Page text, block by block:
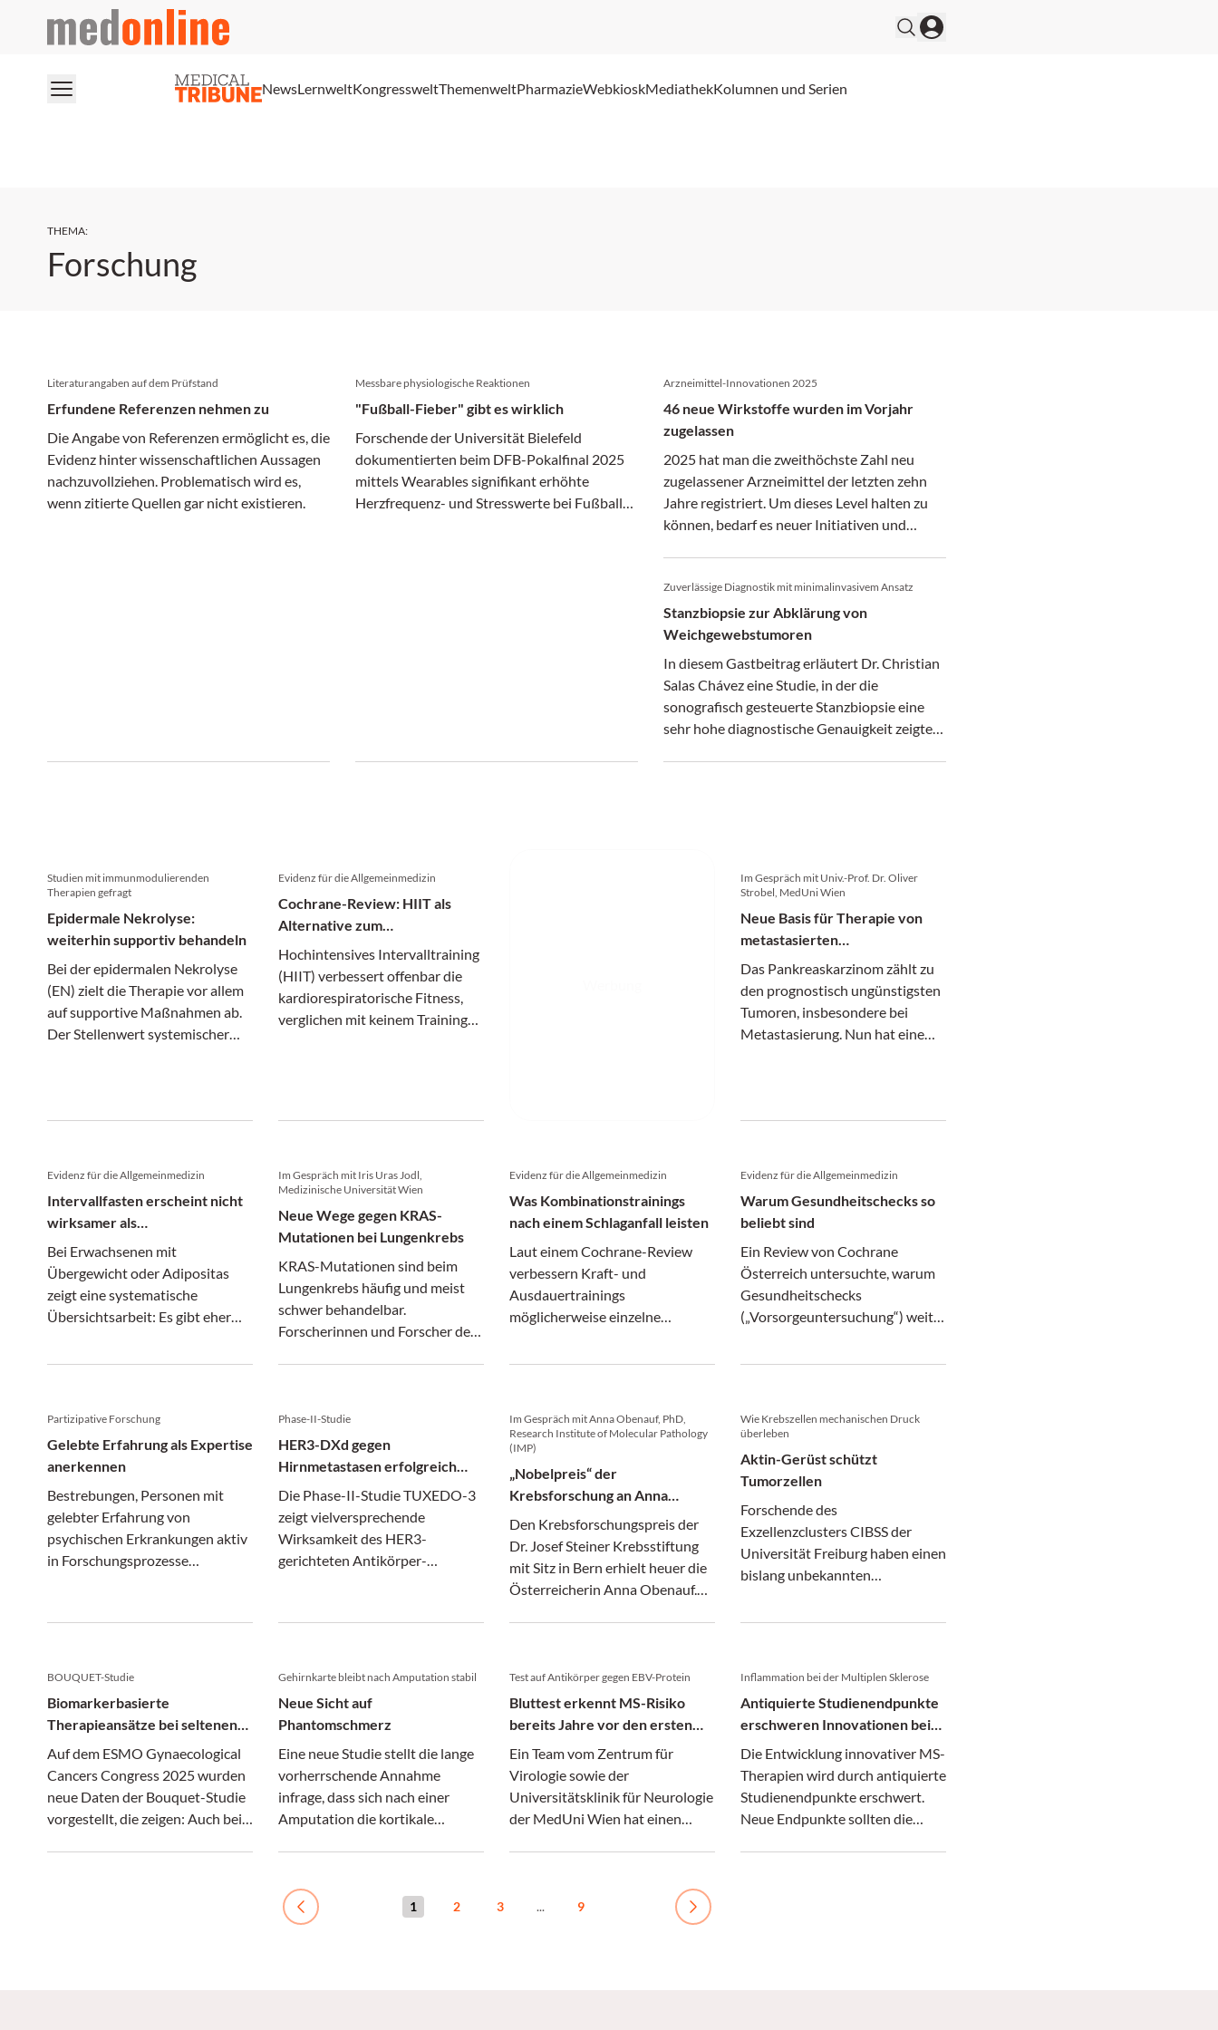
medonline
NewsLernweltKongressweltThemenweltPharmazieWebkioskMediathekKolumnen und Serien
THEMA:
Forschung
Literaturangaben auf dem Prüfstand
Erfundene Referenzen nehmen zu
Die Angabe von Referenzen ermöglicht es, die
Evidenz hinter wissenschaftlichen Aussagen
nachzuvollziehen. Problematisch wird es,
wenn zitierte Quellen gar nicht existieren.
Messbare physiologische Reaktionen
"Fußball-Fieber" gibt es wirklich
Forschende der Universität Bielefeld
dokumentierten beim DFB-Pokalfinal 2025
mittels Wearables signifikant erhöhte
Herzfrequenz- und Stresswerte bei Fußball-
Arzneimittel-Innovationen 2025
46 neue Wirkstoffe wurden im Vorjahr
zugelassen
2025 hat man die zweithöchste Zahl neu
zugelassener Arzneimittel der letzten zehn
Jahre registriert. Um dieses Level halten zu
können, bedarf es neuer Initiativen und
Zuverlässige Diagnostik mit minimalinvasivem Ansatz
Stanzbiopsie zur Abklärung von
Weichgewebstumoren
In diesem Gastbeitrag erläutert Dr. Christian
Salas Chávez eine Studie, in der die
sonografisch gesteuerte Stanzbiopsie eine
sehr hohe diagnostische Genauigkeit zeigte
Studien mit immunmodulierenden
Therapien gefragt
Epidermale Nekrolyse:
weiterhin supportiv behandeln
Bei der epidermalen Nekrolyse
(EN) zielt die Therapie vor allem
auf supportive Maßnahmen ab.
Der Stellenwert systemischer
Evidenz für die Allgemeinmedizin
Cochrane-Review: HIIT als
Alternative zum
Ausdauersport?
Hochintensives Intervalltraining
(HIIT) verbessert offenbar die
kardiorespiratorische Fitness,
verglichen mit keinem Training
Im Gespräch mit Univ.-Prof. Dr. Oliver
Strobel, MedUni Wien
Neue Basis für Therapie von
metastasierten
Pankreaskarzinomen
Das Pankreaskarzinom zählt zu
den prognostisch ungünstigsten
Tumoren, insbesondere bei
Metastasierung. Nun hat eine
erarbeitet, der den Weg zur
Evidenz für die Allgemeinmedizin
Intervallfasten erscheint nicht
wirksamer als
Ernährungsempfehlung
Bei Erwachsenen mit
Übergewicht oder Adipositas
zeigt eine systematische
Übersichtsarbeit: Es gibt eher
Intervallfasten gegenüber einer
Im Gespräch mit Iris Uras Jodl,
Medizinische Universität Wien
Neue Wege gegen KRAS-
Mutationen bei Lungenkrebs
KRAS-Mutationen sind beim
Lungenkrebs häufig und meist
schwer behandelbar.
Forscherinnen und Forscher der
Studienleiterin Iris Uras Jodl ein
wichtiger Schritt, der auch für
andere Krebsarten interessant
Evidenz für die Allgemeinmedizin
Was Kombinationstrainings
nach einem Schlaganfall leisten
Laut einem Cochrane-Review
verbessern Kraft- und
Ausdauertrainings
möglicherweise einzelne
Patientinnen und Patienten gut
Evidenz für die Allgemeinmedizin
Warum Gesundheitschecks so
beliebt sind
Ein Review von Cochrane
Österreich untersuchte, warum
Gesundheitschecks
(„Vorsorgeuntersuchung“) weit
Wirksamkeit.
Partizipative Forschung
Gelebte Erfahrung als Expertise
anerkennen
Bestrebungen, Personen mit
gelebter Erfahrung von
psychischen Erkrankungen aktiv
in Forschungsprozesse
Forschung” zusammengefasst.
von Forschenden und Co-
anerkannt.
Phase-II-Studie
HER3-DXd gegen
Hirnmetastasen erfolgreich
getestet
Die Phase-II-Studie TUXEDO-3
zeigt vielversprechende
Wirksamkeit des HER3-
gerichteten Antikörper-
NSCLC und aktiven
Im Gespräch mit Anna Obenauf, PhD,
Research Institute of Molecular Pathology
(IMP)
„Nobelpreis“ der
Krebsforschung an Anna
Obenauf
Den Krebsforschungspreis der
Dr. Josef Steiner Krebsstiftung
mit Sitz in Bern erhielt heuer die
Österreicherin Anna Obenauf.
Wie Krebszellen mechanischen Druck
überleben
Aktin-Gerüst schützt
Tumorzellen
Forschende des
Exzellenzclusters CIBSS der
Universität Freiburg haben einen
bislang unbekannten
durch den Tumorzellen ihre
BOUQUET-Studie
Biomarkerbasierte
Therapieansätze bei seltenen
Ovarialtumoren
Auf dem ESMO Gynaecological
Cancers Congress 2025 wurden
neue Daten der Bouquet-Studie
vorgestellt, die zeigen: Auch bei
Gehirnkarte bleibt nach Amputation stabil
Neue Sicht auf
Phantomschmerz
Eine neue Studie stellt die lange
vorherrschende Annahme
infrage, dass sich nach einer
Amputation die kortikale
Phantomschmerz ins Wanken –
und es eröffnen sich neue
Test auf Antikörper gegen EBV-Protein
Bluttest erkennt MS-Risiko
bereits Jahre vor den ersten
Symptomen
Ein Team vom Zentrum für
Virologie sowie der
Universitätsklinik für Neurologie
der MedUni Wien hat einen
Sklerose (MS) bereits Jahre vor
dem Auftreten erster Symptome
Inflammation bei der Multiplen Sklerose
Antiquierte Studienendpunkte
erschweren Innovationen bei
MS
Die Entwicklung innovativer MS-
Therapien wird durch antiquierte
Studienendpunkte erschwert.
Neue Endpunkte sollten die
Previous 1 2 3 ... 9 Next